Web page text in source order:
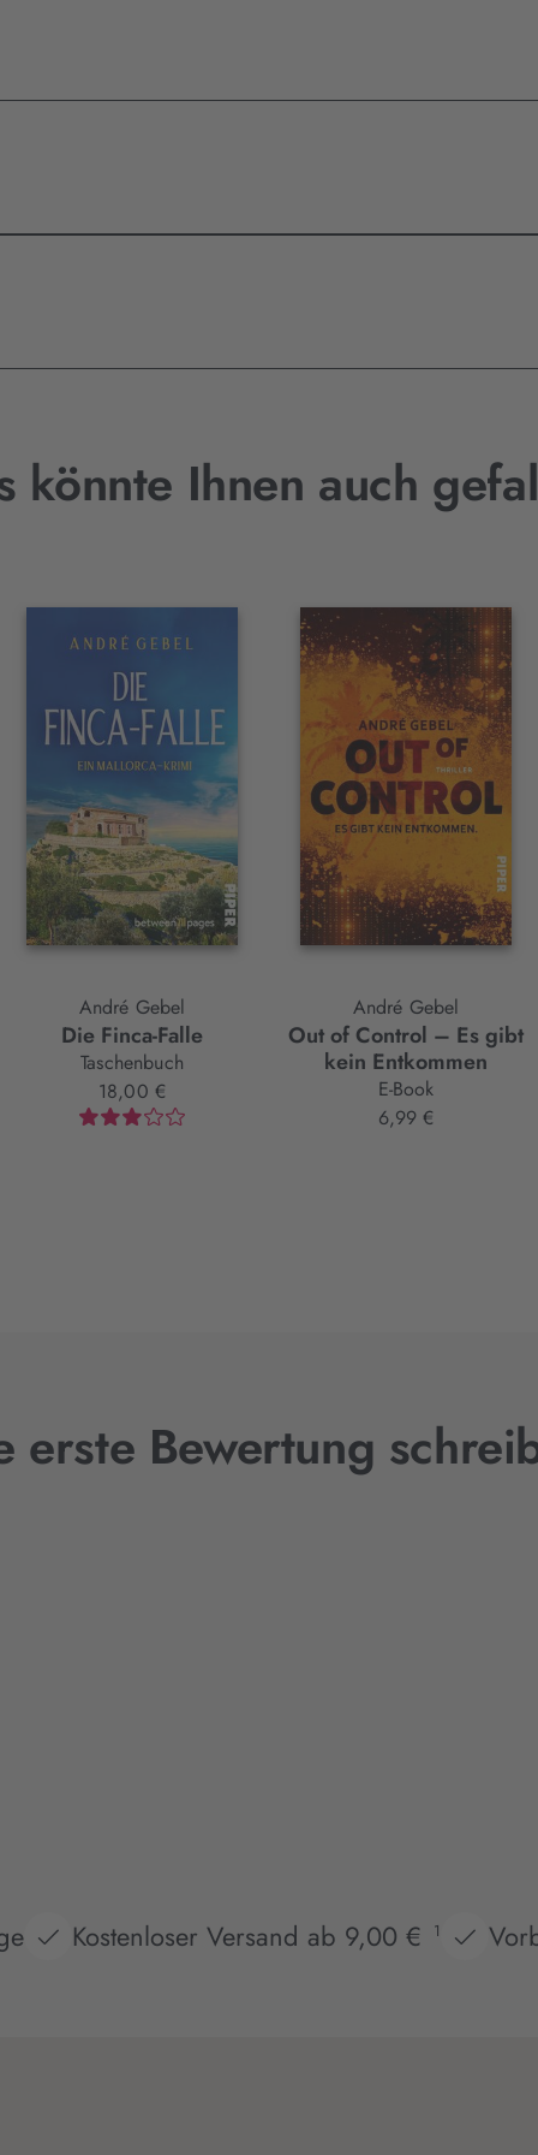
könnte Ihnen auch
André Gebel
Die Finca-Falle
Taschenbuch
18,00 €
André Gebel
Out of Control – Es gibt
kein Entkommen
E-Book
6,99 €
erste Bewertung
Kostenloser Versand ab 9,00 € 1